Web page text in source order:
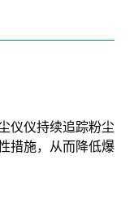
仪仪持续追踪粉尘
措施，从而降低爆